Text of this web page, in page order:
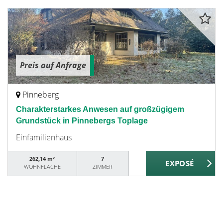
Preis auf Anfrage
Pinneberg
Charakterstarkes Anwesen auf großzügigem
Grundstück in Pinnebergs Toplage
Einfamilienhaus
262,14 m²
WOHNFLÄCHE
7
ZIMMER